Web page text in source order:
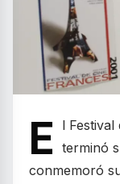
E
l
terminó
conmemoró